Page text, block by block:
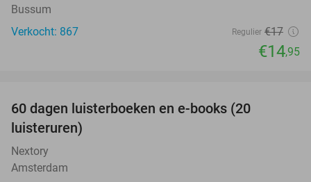
Bussum
Verkocht: 867
Regulier €17
€14,95
60 dagen luisterboeken en e-books (20
luisteruren)
Nextory
Amsterdam